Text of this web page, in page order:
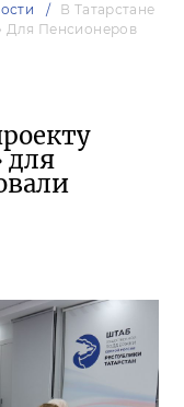
В Татарстане
Для Пенсионеров
для